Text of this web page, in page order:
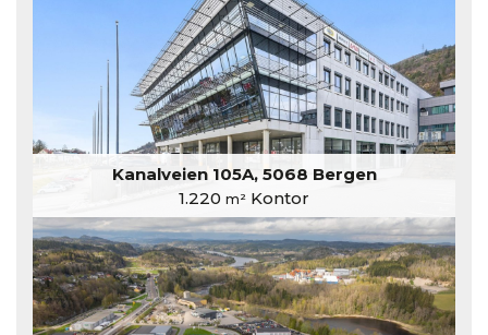
Kanalveien 105A, 5068 Bergen
1.220 m² Kontor